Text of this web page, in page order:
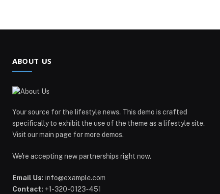
ABOUT US
Your source for the lifestyle news. This demo is crafted
specifically to exhibit the use of the theme as a lifestyle site.
Visit our main page for more demos.
We're accepting new partnerships right now.
Email Us: info@example.com
Contact: +1-320-0123-451